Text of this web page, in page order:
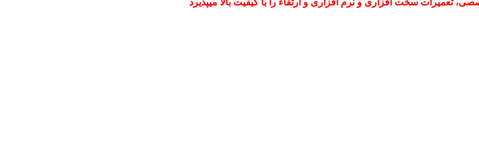
تعمیرات سخت افزاری و نرم افزاری و ارتقاء را با کیفیت بالا میپذیرد